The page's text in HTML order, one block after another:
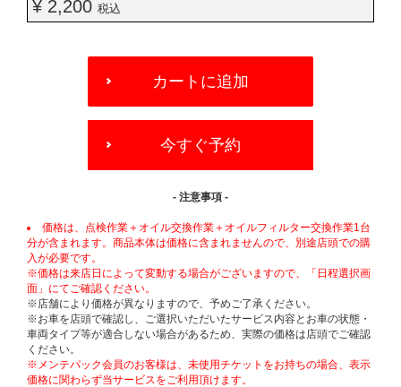
¥ 2,200 税込
OPTIONS
カートに追加
今すぐ予約
- 注意事項 -
価格は、点検作業＋オイル交換作業＋オイルフィルター交換作業1台
分が含まれます。商品本体は価格に含まれませんので、別途店頭での購
入が必要です。
※価格は来店日によって変動する場合がございますので、「日程選択画
面」にてご確認ください。
※店舗により価格が異なりますので、予めご了承ください。
※お車を店頭で確認し、ご選択いただいたサービス内容とお車の状態・
車両タイプ等が適合しない場合があるため、実際の価格は店頭でご確認
ください。
※メンテパック会員のお客様は、未使用チケットをお持ちの場合、表示
価格に関わらず当サービスをご利用頂けます。